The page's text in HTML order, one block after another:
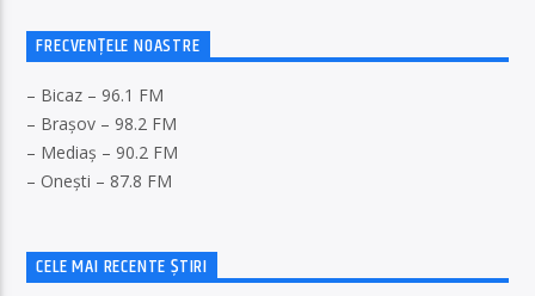
FRECVENȚELE NOASTRE
– Bicaz – 96.1 FM
– Brașov – 98.2 FM
– Mediaș – 90.2 FM
– Onești – 87.8 FM
CELE MAI RECENTE ȘTIRI